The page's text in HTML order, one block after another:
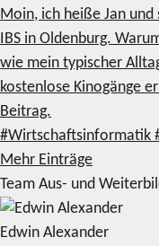
Moin, ich heiße Jan
IBS in Oldenburg.
wie mein typischer
kostenlose Kinogänge
Beitrag.
#Wirtschaftsinformatik
Mehr Einträge
Team Aus- und
Edwin Alexander